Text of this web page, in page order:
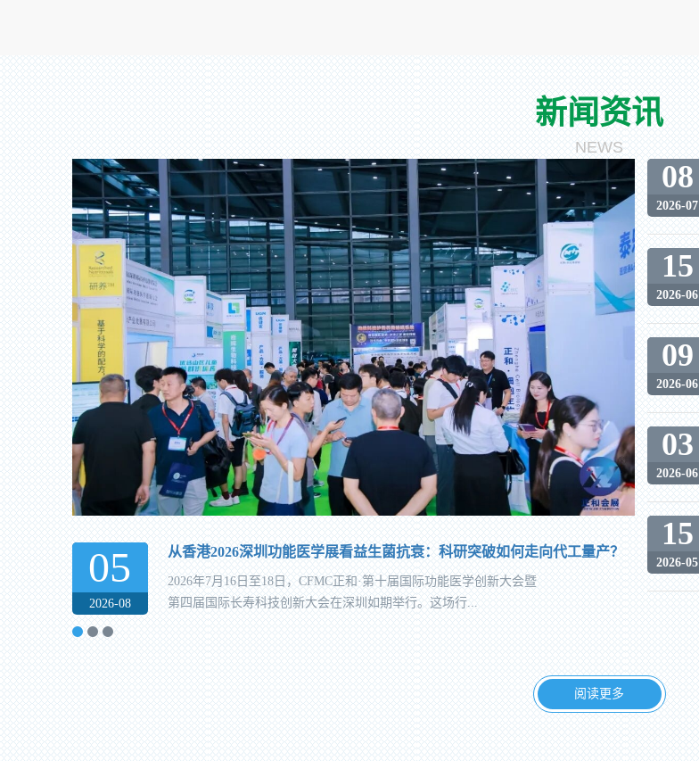
新闻资讯
NEWS
05
2026-08
从香港2026深圳功能医学展看益生菌抗衰：科研突破如何走向代工量产？
2026年7月16日至18日，CFMC正和·第十届国际功能医学创新大会暨
第四届国际长寿科技创新大会在深圳如期举行。这场行...
08
2026-07
15
2026-06
09
2026-06
03
2026-06
15
2026-05
阅读更多